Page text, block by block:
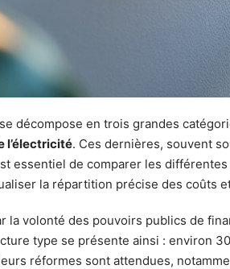
décompose en trois grandes
l’électricité. Ces dernières, souvent
essentiel de comparer les
la répartition précise des coûts
la volonté des pouvoirs publics de
type se présente ainsi : environ
réformes sont attendues,